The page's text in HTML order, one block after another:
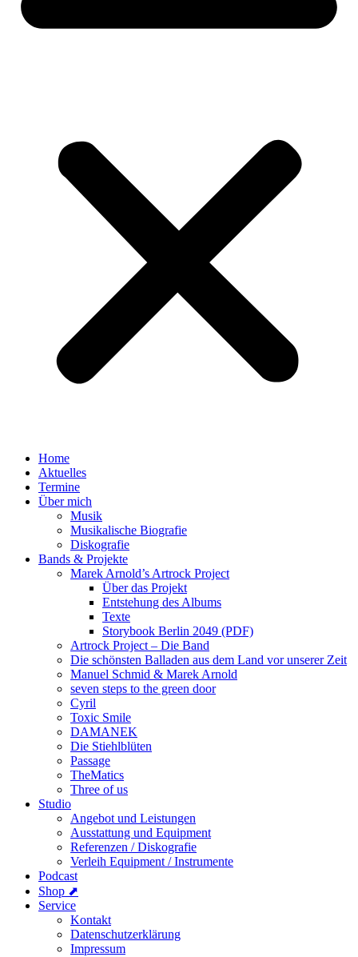
Home
Aktuelles
Termine
Über mich
Musik
Musikalische Biografie
Diskografie
Bands & Projekte
Marek Arnold’s Artrock Project
Über das Projekt
Entstehung des Albums
Texte
Storybook Berlin 2049 (PDF)
Artrock Project – Die Band
Die schönsten Balladen aus dem Land vor unserer Zeit
Manuel Schmid & Marek Arnold
seven steps to the green door
Cyril
Toxic Smile
DAMANEK
Die Stiehlblüten
Passage
TheMatics
Three of us
Studio
Angebot und Leistungen
Ausstattung und Equipment
Referenzen / Diskografie
Verleih Equipment / Instrumente
Podcast
Shop ⬈
Service
Kontakt
Datenschutzerklärung
Impressum